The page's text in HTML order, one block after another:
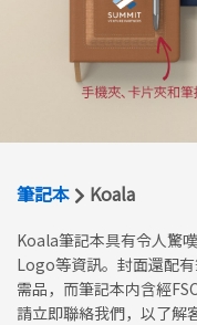
筆記本 Koala
Koala筆記本具有令人驚
Logo等資訊。封面還配
需品，而筆記本内含經
請立即聯絡我們，以了解